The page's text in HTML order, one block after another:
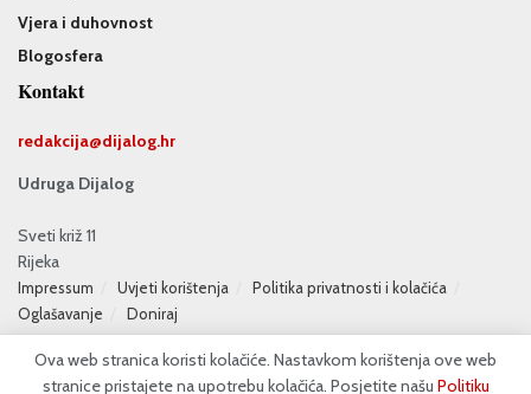
Vjera i duhovnost
Blogosfera
Kontakt
redakcija@dijalog.hr
Udruga Dijalog
Sveti križ 11
Rijeka
Impressum Uvjeti korištenja
Politika privatnosti i kolačića
Oglašavanje
Doniraj
Ova web stranica koristi kolačiće. Nastavkom korištenja ove web
stranice pristajete na upotrebu kolačića. Posjetite našu Politiku